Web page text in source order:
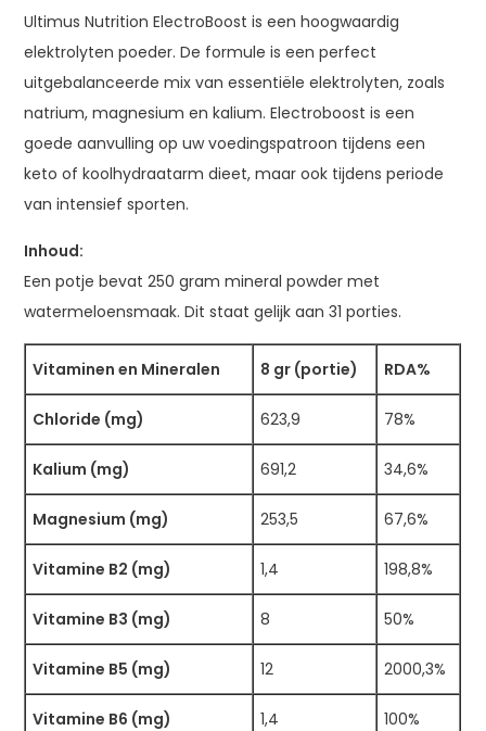
Ultimus Nutrition ElectroBoost is een hoogwaardig
elektrolyten poeder. De formule is een perfect
uitgebalanceerde mix van essentiële elektrolyten, zoals
natrium, magnesium en kalium. Electroboost is een
goede aanvulling op uw voedingspatroon tijdens een
keto of koolhydraatarm dieet, maar ook tijdens periode
van intensief sporten.
Inhoud:
Een potje bevat 250 gram mineral powder met
watermeloensmaak. Dit staat gelijk aan 31 porties.
Vitaminen en Mineralen 8 gr (portie) RDA%
Chloride (mg) 623,9 78%
Kalium (mg) 691,2 34,6%
Magnesium (mg) 253,5 67,6%
Vitamine B2 (mg) 1,4 198,8%
Vitamine B3 (mg) 8 50%
Vitamine B5 (mg) 12 2000,3%
Vitamine B6 (mg) 1,4 100%